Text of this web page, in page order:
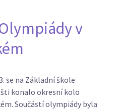
v
se na Základní škole
konalo okresní kolo
Součástí olympiády byla